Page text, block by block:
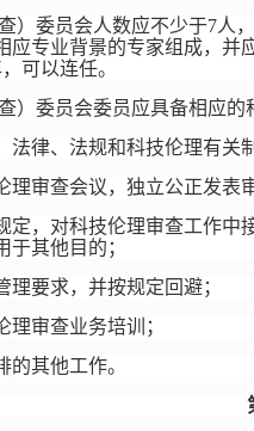
）委员会人数应不少于7人
应专业背景的专家组成，
可以连任。
）委员会委员应具备相应
法律、法规和科技伦理有
理审查会议，独立公正发表
定，对科技伦理审查工作
其他目的；
理要求，并按规定回避；
理审查业务培训；
的其他工作。